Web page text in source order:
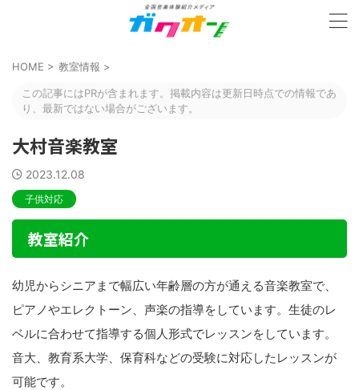
HOME > 教室情報 >
この記事にはPRが含まれます。掲載内容は更新日時点での情報であ
り、最新ではない場合がございます。
大村音楽教室
2023.12.08
子供対応
教室紹介
幼児からシニアまで幅広い年齢層の方が通える音楽教室で、
ピアノやエレクトーン、声楽の指導をしています。生徒のレ
ベルに合わせて指導する個人形式でレッスンをしています。
音大、教育系大学、保育科などの受験に対応したレッスンが
可能です。